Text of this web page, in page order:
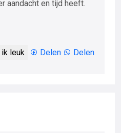
aandacht en tijd heeft.
leuk Delen Delen